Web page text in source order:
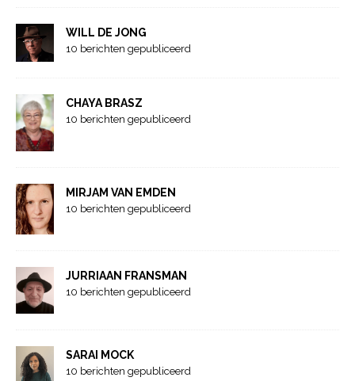
WILL DE JONG
10 berichten gepubliceerd
CHAYA BRASZ
10 berichten gepubliceerd
MIRJAM VAN EMDEN
10 berichten gepubliceerd
JURRIAAN FRANSMAN
10 berichten gepubliceerd
SARAI MOCK
10 berichten gepubliceerd